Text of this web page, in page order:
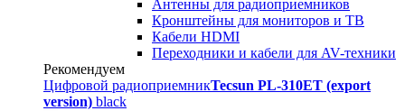
Антенны для радиоприемников
Кронштейны для мониторов и ТВ
Кабели HDMI
Переходники и кабели для AV-техники
Рекомендуем
Цифровой радиоприемникTecsun PL-310ET (export
version) black